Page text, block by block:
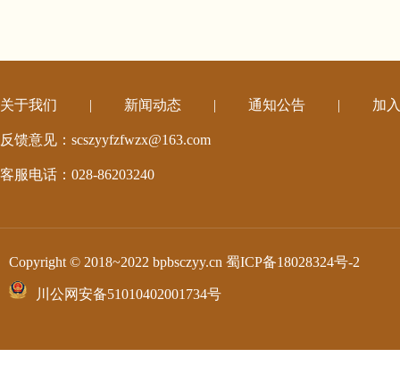
关于我们 | 新闻动态 | 通知公告 | 加
反馈意见：scszyyfzfwzx@163.com
客服电话：028-86203240
Copyright © 2018~2022 bpbsczyy.cn 蜀ICP备18028324号-2
川公网安备51010402001734号